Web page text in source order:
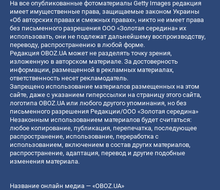
На все опубликованные фотоматериалы Getty Images редакция
имеет имущественные права, защищаемые законом Украины
«Об авторских правах и смежных правах», никто не имеет права
без письменного разрешения ООО «Золотая середина» их
использовать, они не подлежат дальнейшему воспроизводству,
переводу, распространению в любой форме.
Редакция OBOZ.UA может не разделять точку зрения,
изложенную в авторском материале. За достоверность
информации, размещенной в рекламных материалах,
ответственность несет рекламодатель.
Запрещено использование материалов размещенных на этом
сайте, даже с указанием гиперссылки на страницу этого сайта,
логотипа OBOZ.UA или любого другого упоминания, но без
письменного разрешения Редакции/ООО «Золотая середина»
Незаконным использованием материалов будет считаться:
любое копирование, публикация, перепечатка, последующее
распространение, использование, переработка с
использованием, включением в состав других материалов,
распространение, адаптация, перевод и другие подобные
изменения материала.
Название онлайн медиа — «OBOZ.UA»